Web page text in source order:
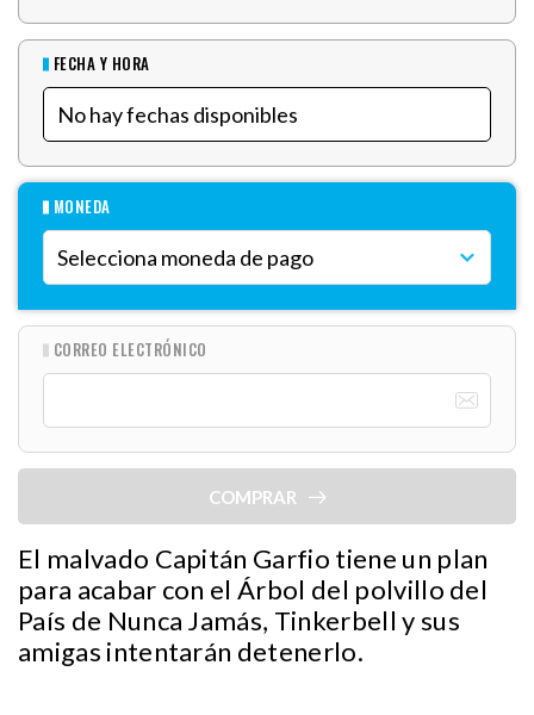
FECHA Y HORA
MONEDA
CORREO ELECTRÓNICO
COMPRAR
El malvado Capitán Garfio tiene un plan
para acabar con el Árbol del polvillo del
País de Nunca Jamás, Tinkerbell y sus
amigas intentarán detenerlo.